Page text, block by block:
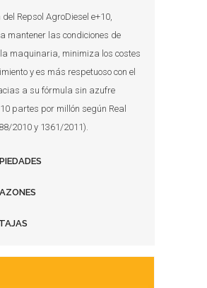
Repsol AgroDiesel e+10,
mantener las condiciones de
maquinaria, minimiza los costes
y es más respetuoso con el
a su fórmula sin azufre
partes por millón según Real
2010 y 1361/2011).